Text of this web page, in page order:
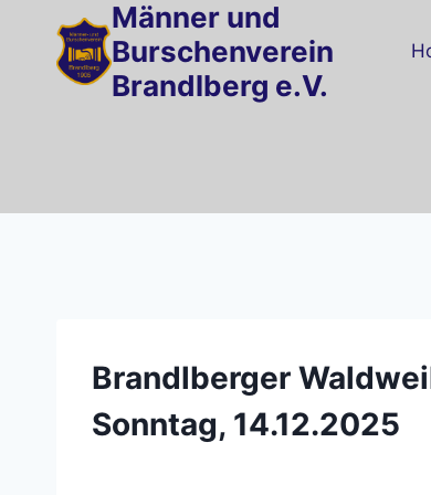
springen
Männer und
Burschenverein
Brandlberg e.V.
Brandlberger
Sonntag, 14.12.2025